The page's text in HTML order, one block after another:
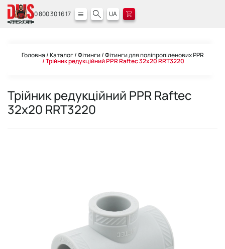
0 800 30 16 17 UA
Головна Каталог Фітинги Фітинги для поліпропіленових PPR
Трійник редукційний PPR Raftec 32х20 RRT3220
Трійник редукційний PPR Raftec
32х20 RRT3220